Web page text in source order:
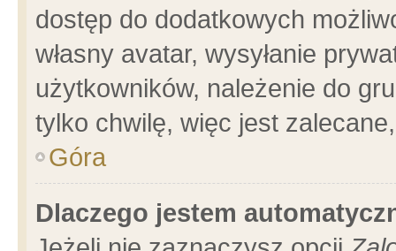
dostęp do dodatkowych
własny avatar, wysyłanie
użytkowników, należenie do
tylko chwilę, więc jest
Góra
Dlaczego jestem